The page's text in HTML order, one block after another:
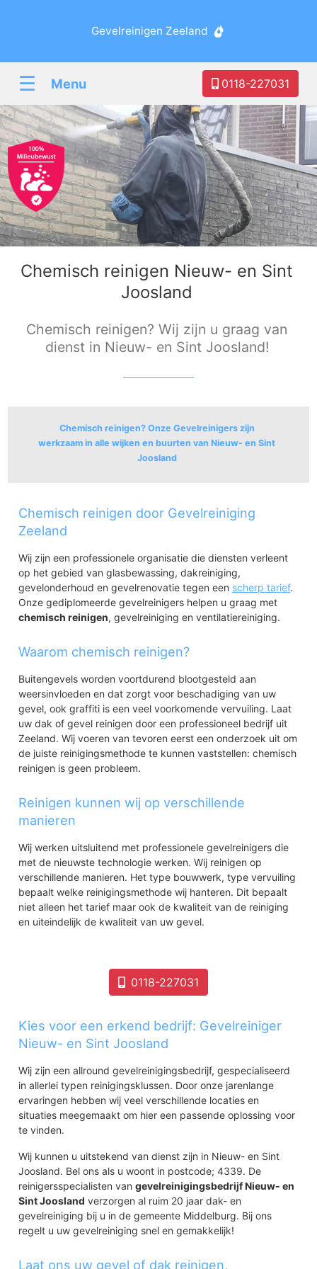
Gevelreinigen Zeeland
☰ Menu 0118-227031
Chemisch reinigen Nieuw- en Sint
Joosland
Chemisch reinigen? Wij zijn u graag van
dienst in Nieuw- en Sint Joosland!
Chemisch reinigen? Onze Gevelreinigers zijn
werkzaam in alle wijken en buurten van Nieuw- en Sint
Joosland
Nieuw- en Sint Joosland
Chemisch reinigen door Gevelreiniging
Zeeland
Wij zijn een professionele organisatie die diensten verleent
op het gebied van glasbewassing, dakreiniging,
gevelonderhoud en gevelrenovatie tegen een scherp tarief.
Onze gediplomeerde gevelreinigers helpen u graag met
chemisch reinigen, gevelreiniging en ventilatiereiniging.
Waarom chemisch reinigen?
Buitengevels worden voortdurend blootgesteld aan
weersinvloeden en dat zorgt voor beschadiging van uw
gevel, ook graffiti is een veel voorkomende vervuiling. Laat
uw dak of gevel reinigen door een professioneel bedrijf uit
Zeeland. Wij voeren van tevoren eerst een onderzoek uit om
de juiste reinigingsmethode te kunnen vaststellen: chemisch
reinigen is geen probleem.
Reinigen kunnen wij op verschillende
manieren
Wij werken uitsluitend met professionele gevelreinigers die
met de nieuwste technologie werken. Wij reinigen op
verschillende manieren. Het type bouwwerk, type vervuiling
bepaalt welke reinigingsmethode wij hanteren. Dit bepaalt
niet alleen het tarief maar ook de kwaliteit van de reiniging
en uiteindelijk de kwaliteit van uw gevel.
0118-227031
Kies voor een erkend bedrijf: Gevelreiniger
Nieuw- en Sint Joosland
Wij zijn een allround gevelreinigingsbedrijf, gespecialiseerd
in allerlei typen reinigingsklussen. Door onze jarenlange
ervaringen hebben wij veel verschillende locaties en
situaties meegemaakt om hier een passende oplossing voor
te vinden.
Wij kunnen u uitstekend van dienst zijn in Nieuw- en Sint
Joosland. Bel ons als u woont in postcode; 4339. De
reinigersspecialisten vangevelreinigingsbedrijf Nieuw- en
Sint Joosland verzorgen al ruim 20 jaar dak- en
gevelreiniging bij u in de gemeente Middelburg. Bij ons
regelt u uw gevelreiniging snel en gemakkelijk!
Laat ons uw gevel of dak reinigen,